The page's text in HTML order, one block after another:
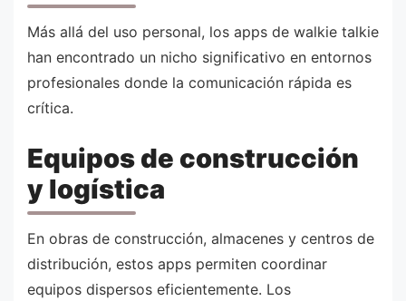
Más allá del uso personal, los apps de walkie talkie
han encontrado un nicho significativo en entornos
profesionales donde la comunicación rápida es
crítica.
Equipos de construcción
y logística
En obras de construcción, almacenes y centros de
distribución, estos apps permiten coordinar
equipos dispersos eficientemente. Los